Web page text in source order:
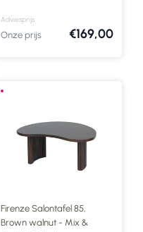
Adviesprijs
Onze prijs €169,00
Firenze Salontafel 85,
Brown walnut - Mix &